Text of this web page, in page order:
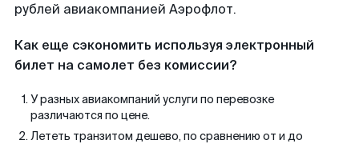
рублей авиакомпанией Аэрофлот.
Как еще сэкономить используя электронный
билет на самолет без комиссии?
У разных авиакомпаний услуги по перевозке
различаются по цене.
Лететь транзитом дешево, по сравнению от и до